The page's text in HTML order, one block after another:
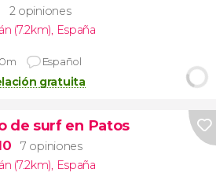
2 opiniones
(7.2km), España
Español
gratuita
de surf en Patos
7 opiniones
(7.2km), España